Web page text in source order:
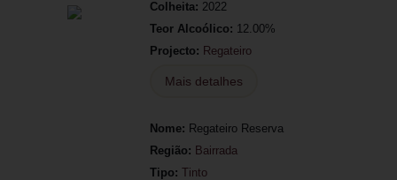
Colheita: 2022
Teor Alcoólico: 12.00%
Projecto: Regateiro
Mais detalhes
Nome: Regateiro Reserva
Região: Bairrada
Tipo: Tinto